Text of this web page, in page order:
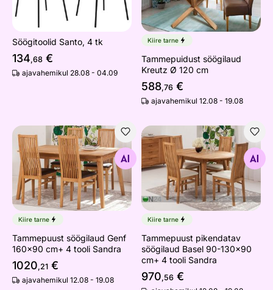
Söögitoolid Santo, 4 tk
134,68 €
ajavahemikul 28.08 - 04.09
Kiire tarne
Tammepuidust söögilaud
Kreutz Ø 120 cm
588,76 €
ajavahemikul 12.08 - 19.08
Tammepuust söögilaud Genf 160x90 cm+ 4 tooli Sandra
Otsi sarnaseid
Kiire tarne
Tammepuust söögilaud Genf
160x90 cm+ 4 tooli Sandra
1020,21 €
ajavahemikul 12.08 - 19.08
Tammepuust pikendatav
Otsi sarnaseid
Kiire tarne
Tammepuust pikendatav
söögilaud Basel 90-130x90
cm+ 4 tooli Sandra
970,56 €